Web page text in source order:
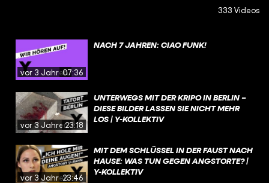
333 Videos
vor 3 Jahren07:36
NACH 7 JAHREN: CIAO FUNK!
vor 3 Jahren23:18
UNTERWEGS MIT DER KRIPO IN BERLIN –
DIESE BILDER LASSEN SIE NICHT MEHR
LOS | Y-KOLLEKTIV
vor 3 Jahren23:46
MIT DEM SCHLÜSSEL IN DER FAUST NACH
HAUSE: WAS TUN GEGEN ANGSTORTE? |
Y-KOLLEKTIV